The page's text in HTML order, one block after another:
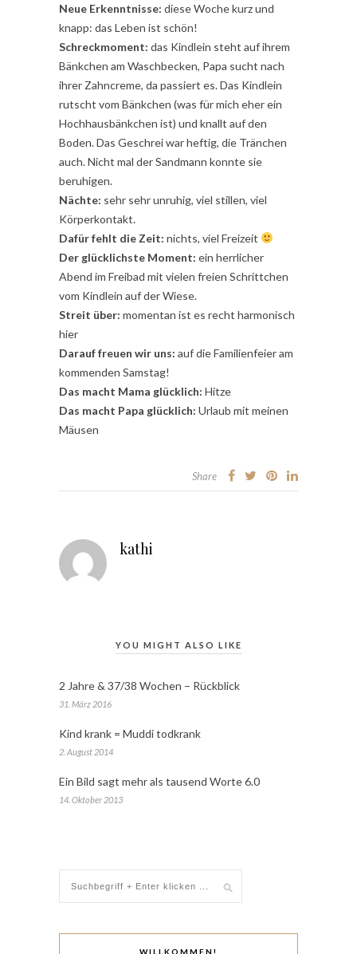
Neue Erkenntnisse: diese Woche kurz und
knapp: das Leben ist schön!
Schreckmoment: das Kindlein steht auf ihrem
Bänkchen am Waschbecken, Papa sucht nach
ihrer Zahncreme, da passiert es. Das Kindlein
rutscht vom Bänkchen (was für mich eher ein
Hochhausbänkchen ist) und knallt auf den
Boden. Das Geschrei war heftig, die Tränchen
auch. Nicht mal der Sandmann konnte sie
beruhigen.
Nächte: sehr sehr unruhig, viel stillen, viel
Körperkontakt.
Dafür fehlt die Zeit: nichts, viel Freizeit
Der glücklichste Moment: ein herrlicher
Abend im Freibad mit vielen freien Schrittchen
vom Kindlein auf der Wiese.
Streit über: momentan ist es recht harmonisch
hier
Darauf freuen wir uns: auf die Familienfeier am
kommenden Samstag!
Das macht Mama glücklich: Hitze
Das macht Papa glücklich: Urlaub mit meinen
Mäusen
Share
kathi
YOU MIGHT ALSO LIKE
2 Jahre & 37/38 Wochen – Rückblick
31. März 2016
Kind krank = Muddi todkrank
2. August 2014
Ein Bild sagt mehr als tausend Worte 6.0
14. Oktober 2013
WILLKOMMEN!